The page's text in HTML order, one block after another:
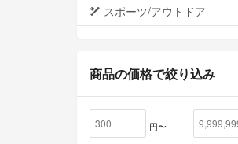
スポーツ/アウトドア
商品の価格で絞り込み
円〜